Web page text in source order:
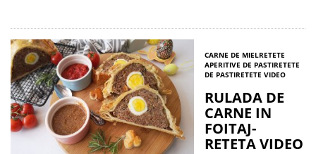
CARNE DE MIELRETETE
APERITIVE DE PASTIRETETE
DE PASTIRETETE VIDEO
RULADA DE
CARNE IN
FOITAJ-
RETETA VIDEO